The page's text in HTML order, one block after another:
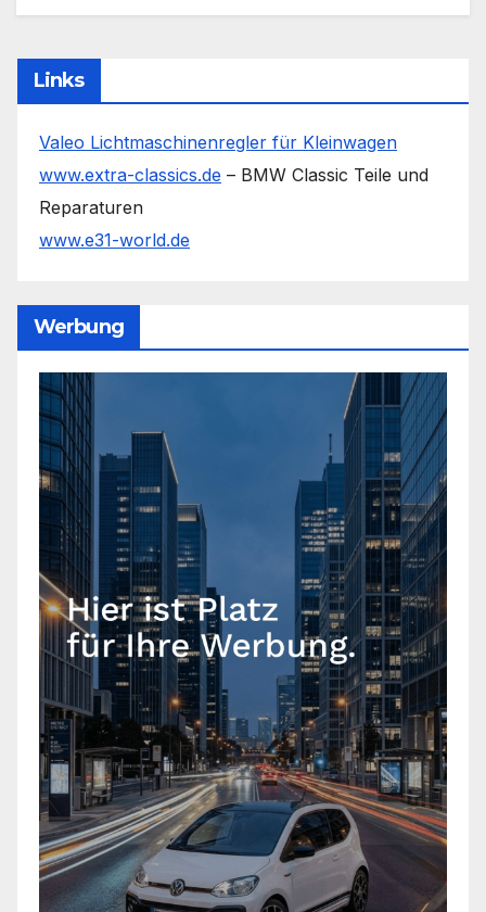
Links
Valeo Lichtmaschinenregler für Kleinwagen
www.extra-classics.de – BMW Classic Teile und
Reparaturen
www.e31-world.de
Werbung